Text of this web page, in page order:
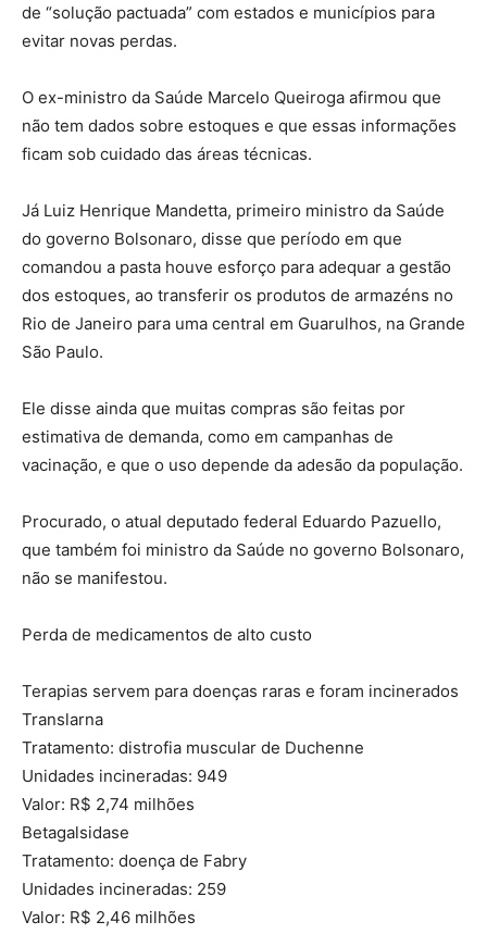
de “solução pactuada” com estados e municípios para
evitar novas perdas.
O ex-ministro da Saúde Marcelo Queiroga afirmou que
não tem dados sobre estoques e que essas informações
ficam sob cuidado das áreas técnicas.
Já Luiz Henrique Mandetta, primeiro ministro da Saúde
do governo Bolsonaro, disse que período em que
comandou a pasta houve esforço para adequar a gestão
dos estoques, ao transferir os produtos de armazéns no
Rio de Janeiro para uma central em Guarulhos, na Grande
São Paulo.
Ele disse ainda que muitas compras são feitas por
estimativa de demanda, como em campanhas de
vacinação, e que o uso depende da adesão da população.
Procurado, o atual deputado federal Eduardo Pazuello,
que também foi ministro da Saúde no governo Bolsonaro,
não se manifestou.
Perda de medicamentos de alto custo
Terapias servem para doenças raras e foram incinerados
Translarna
Tratamento: distrofia muscular de Duchenne
Unidades incineradas: 949
Valor: R$ 2,74 milhões
Betagalsidase
Tratamento: doença de Fabry
Unidades incineradas: 259
Valor: R$ 2,46 milhões